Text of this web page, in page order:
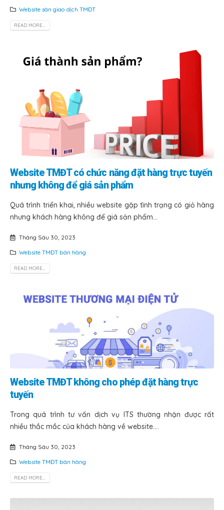
Website sàn giao dịch TMĐT
READ MORE...
Website TMĐT có chức năng đặt hàng trực tuyến
nhưng không để giá sản phẩm
Quá trình triển khai, nhiều website gặp tình trạng có giỏ hàng
nhưng khách hàng không để giá sản phẩm...
Tháng Sáu 30, 2023
Website TMĐT bán hàng
READ MORE...
Website TMĐT không cho phép đặt hàng trực
tuyến
Trong quá trình tư vấn dịch vụ ITS thường nhận được rất
nhiều thắc mắc của khách hàng về website....
Tháng Sáu 30, 2023
Website TMĐT bán hàng
READ MORE...